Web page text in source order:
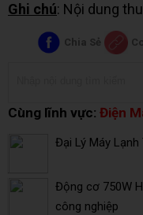
Ghi chú: Nội dung
Chia Sẻ
Cùng lĩnh vực: Điện
Đại Lý Máy Lạnh
Động cơ 750W
công nghiệp